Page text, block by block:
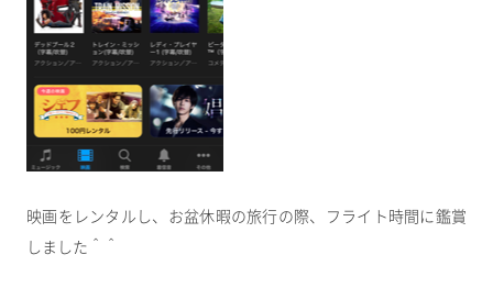
映画をレンタルし、お盆休暇の旅行の際、フライト時間に鑑賞
しました＾＾